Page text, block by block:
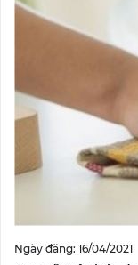
Ngày đăng: 16/04/2021